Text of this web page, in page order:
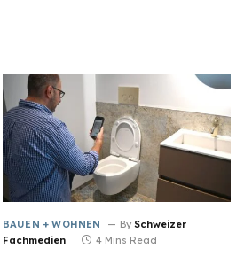
BAUEN + WOHNEN By Schweizer
Fachmedien
4 Mins Read